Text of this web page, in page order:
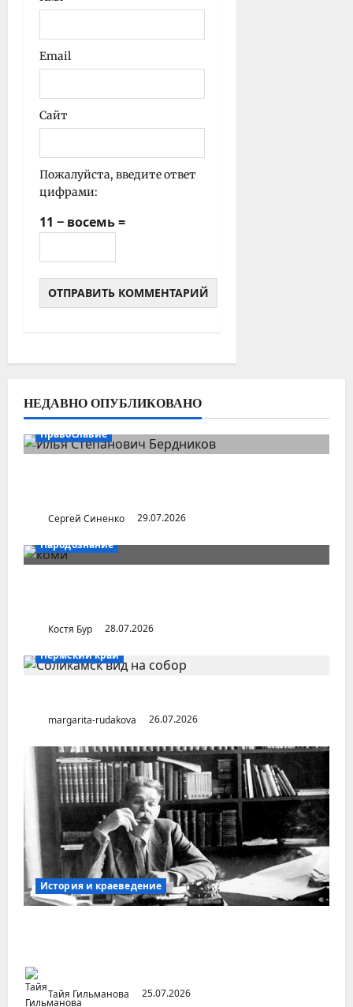
Email
Сайт
Пожалуйста, введите ответ
цифрами:
11 − восемь =
НЕДАВНО ОПУБЛИКОВАНО
Православие
Сергей Синенко
29.07.2026
Народознание
Костя Бур
28.07.2026
Пермский край
margarita-rudakova 26.07.2026
История и краеведение
Тайя Гильманова 25.07.2026